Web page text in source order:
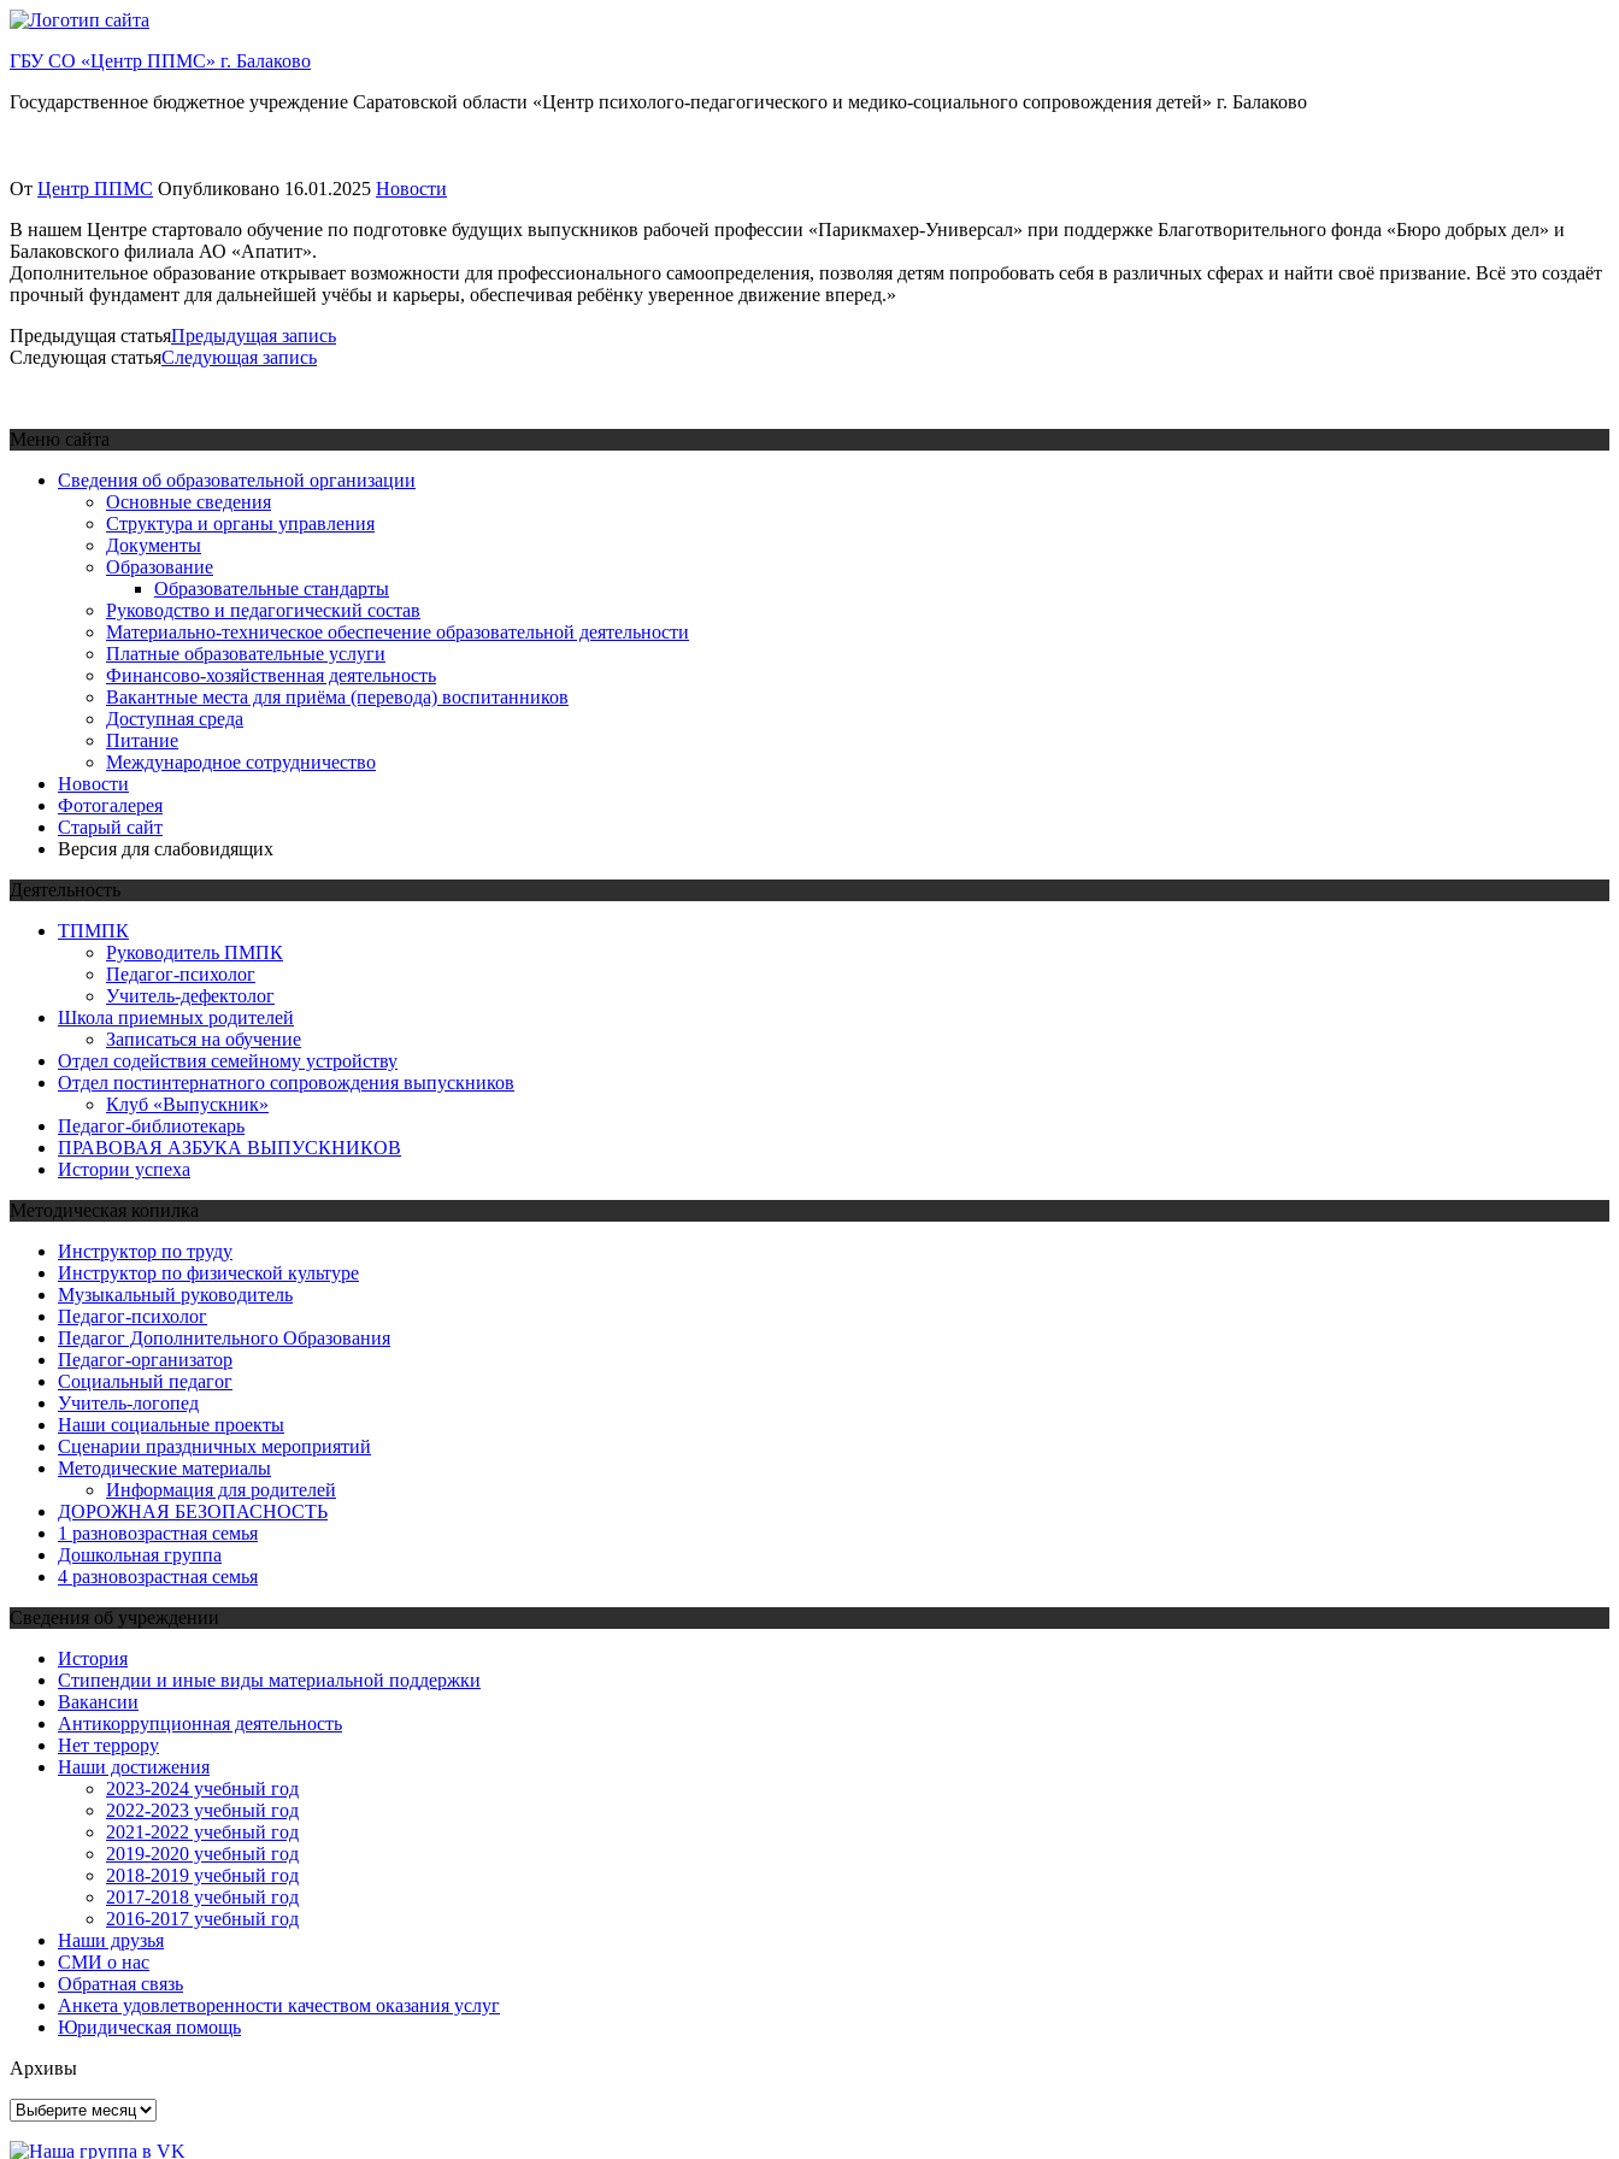
Перейти
содержимому
ГБУ СО «Центр ППМС» г. Балаково
Государственное бюджетное учреждение Саратовской области «Центр психолого-педагогического и медико-социального сопровождения детей» г. Балаково
От Центр ППМС Опубликовано 16.01.2025 Новости
В нашем Центре стартовало обучение по подготовке будущих выпускников рабочей профессии «Парикмахер-Универсал» при поддержке Благотворительного фонда «Бюро добрых дел» и
Балаковского филиала АО «Апатит».
Дополнительное образование открывает возможности для профессионального самоопределения, позволяя детям попробовать себя в различных сферах и найти своё призвание. Всё это создаёт
прочный фундамент для дальнейшей учёбы и карьеры, обеспечивая ребёнку уверенное движение вперед.»
Предыдущая статьяПредыдущая запись
Следующая статьяСледующая запись
Меню сайта
Сведения об образовательной организации
Основные сведения
Структура и органы управления
Документы
Образование
Образовательные стандарты
Руководство и педагогический состав
Материально-техническое обеспечение образовательной деятельности
Платные образовательные услуги
Финансово-хозяйственная деятельность
Вакантные места для приёма (перевода) воспитанников
Доступная среда
Питание
Международное сотрудничество
Новости
Фотогалерея
Старый сайт
Версия для слабовидящих
Деятельность
ТПМПК
Руководитель ПМПК
Педагог-психолог
Учитель-дефектолог
Школа приемных родителей
Записаться на обучение
Отдел содействия семейному устройству
Отдел постинтернатного сопровождения выпускников
Клуб «Выпускник»
Педагог-библиотекарь
ПРАВОВАЯ АЗБУКА ВЫПУСКНИКОВ
Истории успеха
Методическая копилка
Инструктор по труду
Инструктор по физической культуре
Музыкальный руководитель
Педагог-психолог
Педагог Дополнительного Образования
Педагог-организатор
Социальный педагог
Учитель-логопед
Наши социальные проекты
Сценарии праздничных мероприятий
Методические материалы
Информация для родителей
ДОРОЖНАЯ БЕЗОПАСНОСТЬ
1 разновозрастная семья
Дошкольная группа
4 разновозрастная семья
Сведения об учреждении
История
Стипендии и иные виды материальной поддержки
Вакансии
Антикоррупционная деятельность
Нет террору
Наши достижения
2023-2024 учебный год
2022-2023 учебный год
2021-2022 учебный год
2019-2020 учебный год
2018-2019 учебный год
2017-2018 учебный год
2016-2017 учебный год
Наши друзья
СМИ о нас
Обратная связь
Анкета удовлетворенности качеством оказания услуг
Юридическая помощь
Архивы
Архивы